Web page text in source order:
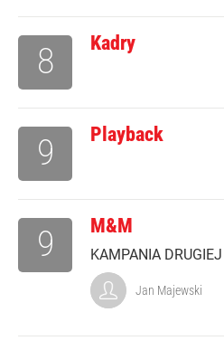
Kadry
8
Playback
9
M&M
KAMPANIA
9
Jan Majewski